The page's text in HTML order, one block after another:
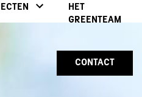
HET
GREENTEAM
CONTACT